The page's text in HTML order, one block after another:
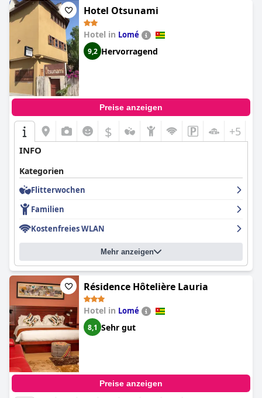
saubere Option für Reisende, die Lomé besuchen, insbesondere
für Geschäftsreisen.
Hotel Otsunami
Hotel in Lomé
9,2 Hervorragend
Preise anzeigen
$ +5
INFO
Kategorien
Flitterwochen
Familien
Kostenfreies WLAN
Mehr anzeigen
Résidence Hôtelière Lauria
Hotel in Lomé
8,1 Sehr gut
Preise anzeigen